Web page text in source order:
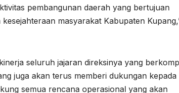
pembangunan daerah yang bertujuan
masyarakat Kabupaten
seluruh jajaran direksinya yang
juga akan terus memberi dukungan kepada
semua rencana operasional yang akan